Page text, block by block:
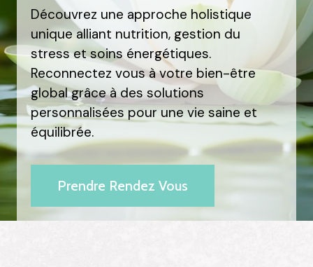
Découvrez une approche holistique
unique alliant nutrition, gestion du
stress et soins énergétiques.
Reconnectez vous à votre bien-être
global grâce à des solutions
personnalisées pour une vie saine et
équilibrée.
Prendre Rendez Vous